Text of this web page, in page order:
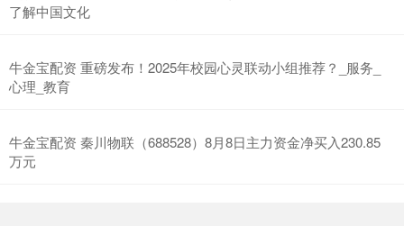
了解中国文化
牛金宝配资 重磅发布！2025年校园心灵联动小组推荐？_服务_
心理_教育
牛金宝配资 秦川物联（688528）8月8日主力资金净买入230.85
万元